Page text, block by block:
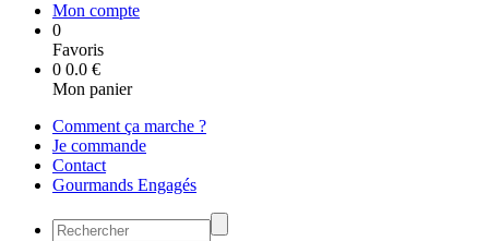
Mon compte
0
Favoris
0 0.0 €
Mon panier
Comment ça marche ?
Je commande
Contact
Gourmands Engagés